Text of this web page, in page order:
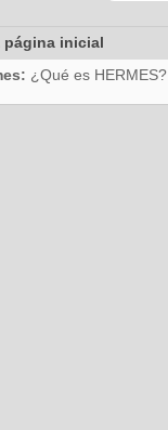
página inicial
¿Qué es HERMES?